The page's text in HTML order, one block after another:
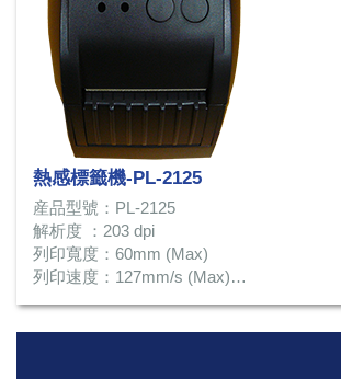
熱感標籤機-PL-2125
産品型號：PL-2125
解析度 ：203 dpi
列印寬度：60mm (Max)
列印速度：127mm/s (Max)